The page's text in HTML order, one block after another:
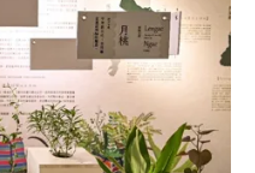
同意該開發案。自救會
1日說明會還未開始，枋
員，就拿著抗議標語，來
留子孫」、「保護家園、
口號。現場警方以違法集
起人牆，阻擋自